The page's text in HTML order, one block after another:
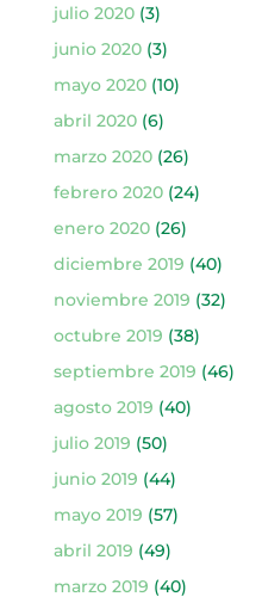
julio 2020(3)
junio 2020(3)
mayo 2020(10)
abril 2020(6)
marzo 2020(26)
febrero 2020(24)
enero 2020(26)
diciembre 2019 (40)
noviembre 2019 (32)
octubre 2019 (38)
septiembre 2019 (46)
agosto 2019 (40)
julio 2019 (50)
junio 2019 (44)
mayo 2019 (57)
abril 2019 (49)
marzo 2019 (40)